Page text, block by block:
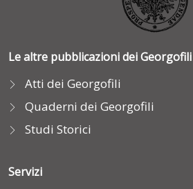
Le altre pubblicazioni dei Georgofili
Atti dei Georgofili
Quaderni dei Georgofili
Studi Storici
Servizi